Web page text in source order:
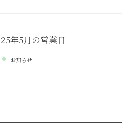
25年5月の営業日
お知らせ